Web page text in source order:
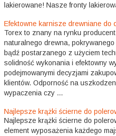
lakierowane! Nasze fronty
Efektowne karnisze drewniane do
Torex to znany na rynku
naturalnego drewna,
bądź postarzanego z użyciem
solidność wykonania i efektowny
podejmowanymi decyzjami
klientów. Odporność na
wypaczenia czy ...
Najlepsze krążki ścierne do
Najlepsze krążki ścierne do
element wyposażenia każdego